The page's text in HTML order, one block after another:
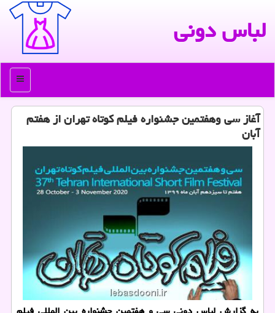
لباس دونی
منو
آغاز سی وهفتمین جشنواره فیلم كوتاه تهران از هفتم
آبان